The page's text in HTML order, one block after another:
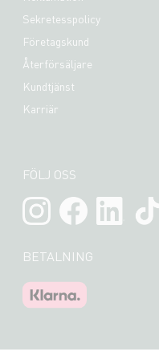
Sekretesspolicy
Företagskund
Återförsäljare
Kundtjänst
Karriär
FÖLJ OSS
BETALNING